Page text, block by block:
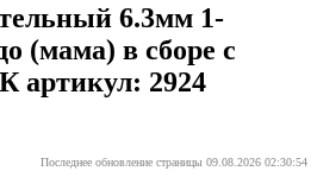
6.3мм 1-
(мама) в сборе с
артикул: 2924
Последнее обновление страницы 09.08.2026 02:30:54